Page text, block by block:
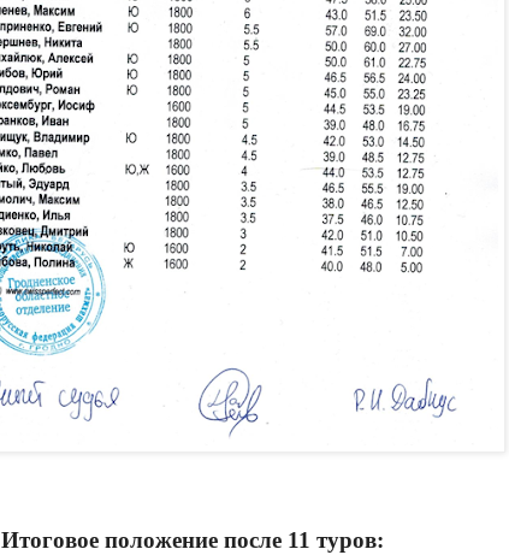
Итоговое положение после 11 туров: